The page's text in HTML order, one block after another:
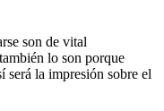
son de vital
también lo son porque
será la impresión sobre el